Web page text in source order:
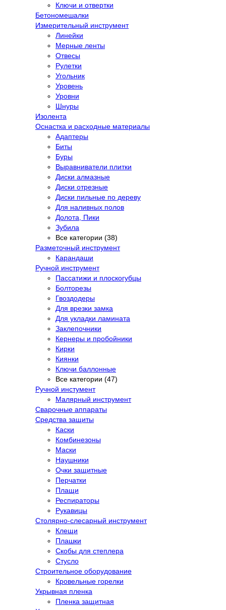
Ключи и отвертки
Бетономешалки
Измерительный инструмент
Линейки
Мерные ленты
Отвесы
Рулетки
Угольник
Уровень
Уровни
Шнуры
Изолента
Оснастка и расходные материалы
Адаптеры
Биты
Буры
Выравниватели плитки
Диски алмазные
Диски отрезные
Диски пильные по дереву
Для наливных полов
Долота, Пики
Зубила
Все категории (38)
Разметочный инструмент
Карандаши
Ручной инструмент
Пассатижи и плоскогубцы
Болторезы
Гвоздодеры
Для врезки замка
Для укладки ламината
Заклепочники
Кернеры и пробойники
Кирки
Киянки
Ключи баллонные
Все категории (47)
Ручной инстумент
Малярный инструмент
Сварочные аппараты
Средства защиты
Каски
Комбинезоны
Маски
Наушники
Очки защитные
Перчатки
Плащи
Респираторы
Рукавицы
Столярно-слесарный инструмент
Клещи
Плашки
Скобы для степлера
Стусло
Строительное оборудование
Кровельные горелки
Укрывная пленка
Пленка защитная